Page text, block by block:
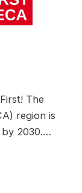
The
region is
by 2030.…